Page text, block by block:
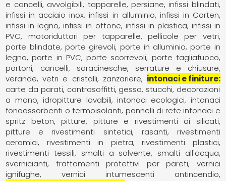
e cancelli avvolgibili, tapparelle, persiane infissi blindati
infissi in acciaio inox infissi in alluminio infissi in Corten
infissi in legno infissi in ottone infissi in plastica infissi in
PVC
motoriduttori per tapparelle
pellicole per vetri
porte blindate porte girevoli porte in alluminio porte in
legno porte in PVC porte scorrevoli porte tagliafuoco
portoni, cancelli, saracinesche
serrature e chiusure
verande vetri e cristalli zanzariere
intonaci e finiture
carte da parati controsoffitti gesso, stucchi, decorazioni
a mano idropitture lavabili intonaci ecologici intonaci
fonoassorbenti o termoisolanti pannelli di rete intonaci e
spritz beton
pitture
pitture e rivestimenti ai silicati
pitture e rivestimenti sintetici
rasanti
rivestimenti
ceramici
rivestimenti in pietra
rivestimenti plastici
rivestimenti tessili
smalti a solvente
smalti all'acqua
svernicianti
trattamenti protettivi per pareti
vernici
ignifughe
vernici intumescenti antincendio